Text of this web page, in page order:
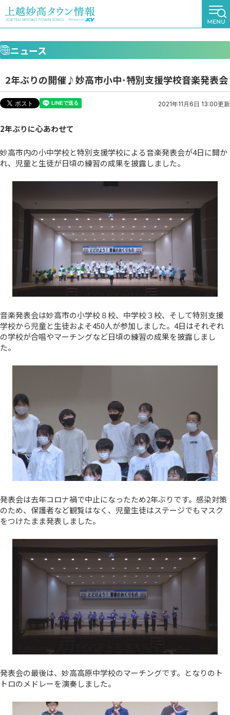
ニュース
2年ぶりの開催♪妙高市小中･特別支援学校音楽発表会
2021年11月6日 13:00更新
2年ぶりに心あわせて
妙高市内の小中学校と特別支援学校による音楽発表会が4日に開か
れ、児童と生徒が日頃の練習の成果を披露しました。
音楽発表会は妙高市の小学校８校、中学校３校、そして特別支援
学校から児童と生徒およそ450人が参加しました。4日はそれぞれ
の学校が合唱やマーチングなど日頃の練習の成果を披露しまし
た。
発表会は去年コロナ禍で中止になったため2年ぶりです。感染対策
のため、保護者など観覧はなく、児童生徒はステージでもマスク
をつけたまま発表しました。
発表会の最後は、妙高高原中学校のマーチングです。となりのト
トロのメドレーを演奏しました。